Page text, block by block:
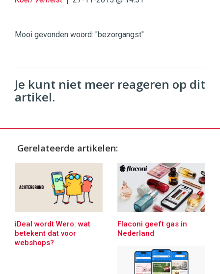
Mooi gevonden woord: "bezorgangst"
Je kunt niet meer reageren op dit
artikel.
Gerelateerde artikelen:
iDeal wordt Wero: wat
betekent dat voor
webshops?
Flaconi geeft gas in
Nederland